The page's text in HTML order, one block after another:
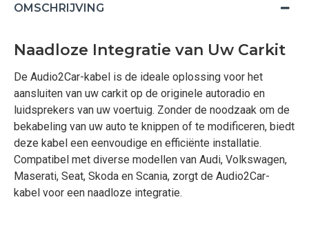
OMSCHRIJVING
Naadloze Integratie van Uw Carkit
De Audio2Car-kabel is de ideale oplossing voor het
aansluiten van uw carkit op de originele autoradio en
luidsprekers van uw voertuig. Zonder de noodzaak om de
bekabeling van uw auto te knippen of te modificeren, biedt
deze kabel een eenvoudige en efficiënte installatie.
Compatibel met diverse modellen van Audi, Volkswagen,
Maserati, Seat, Skoda en Scania, zorgt de Audio2Car-
kabel voor een naadloze integratie.